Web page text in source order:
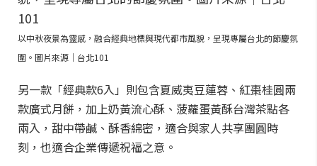
以中秋夜景為靈感，融合經典地標與現代都市風貌，呈現專屬台北的節慶氛
圍。圖片來源｜台北101
另一款「經典款6入」則包含夏威夷豆蓮蓉、紅棗桂圓兩
款廣式月餅，加上奶黃流心酥、菠蘿蛋黃酥台灣茶點各
兩入，甜中帶鹹、酥香綿密，適合與家人共享團圓時
刻，也適合企業傳遞祝福之意。